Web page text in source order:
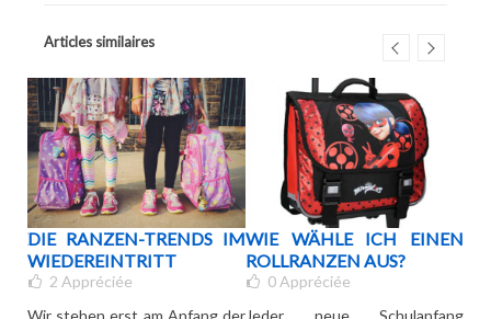
Articles similaires
DIE RANZEN-TRENDS IM
WIEDEREINTRITT
2 Appréciée
WIE WÄHLE ICH EINEN
ROLLRANZEN AUS?
0 Appréciée